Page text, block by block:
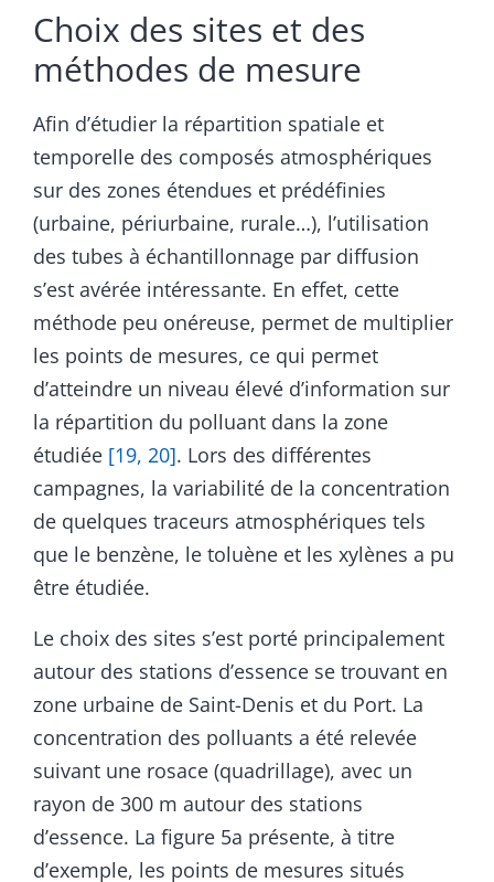
Choix des sites et des
méthodes de mesure
Afin d’étudier la répartition spatiale et
temporelle des composés atmosphériques
sur des zones étendues et prédéfinies
(urbaine, périurbaine, rurale…), l’utilisation
des tubes à échantillonnage par diffusion
s’est avérée intéressante. En effet, cette
méthode peu onéreuse, permet de multiplier
les points de mesures, ce qui permet
d’atteindre un niveau élevé d’information sur
la répartition du polluant dans la zone
étudiée [19, 20]. Lors des différentes
campagnes, la variabilité de la concentration
de quelques traceurs atmosphériques tels
que le benzène, le toluène et les xylènes a pu
être étudiée.
Le choix des sites s’est porté principalement
autour des stations d’essence se trouvant en
zone urbaine de Saint-Denis et du Port. La
concentration des polluants a été relevée
suivant une rosace (quadrillage), avec un
rayon de 300 m autour des stations
d’essence. La figure 5a présente, à titre
d’exemple, les points de mesures situés